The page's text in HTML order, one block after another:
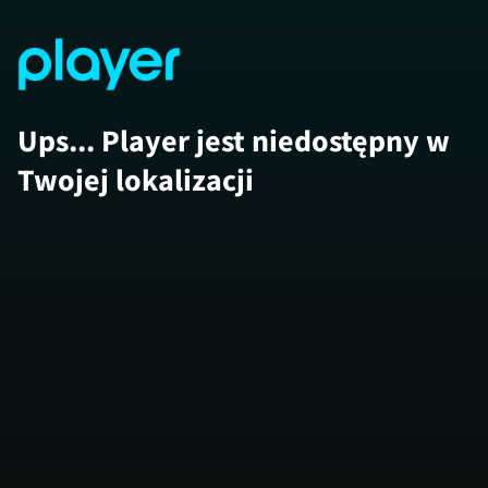
Ups... Player jest niedostępny w
Twojej lokalizacji